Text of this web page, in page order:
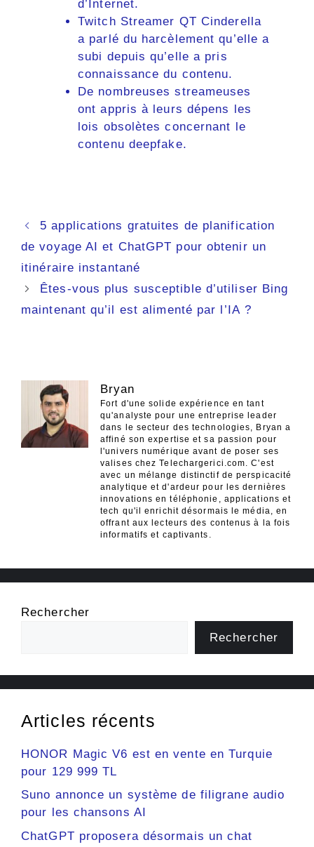
d’Internet.
Twitch Streamer QT Cinderella
a parlé du harcèlement qu’elle a
subi depuis qu’elle a pris
connaissance du contenu.
De nombreuses streameuses
ont appris à leurs dépens les
lois obsolètes concernant le
contenu deepfake.
Navigation
des
articles
5 applications gratuites de planification
de voyage AI et ChatGPT pour obtenir un
itinéraire instantané
Êtes-vous plus susceptible d’utiliser Bing
maintenant qu’il est alimenté par l’IA ?
Bryan
Fort d'une solide expérience en tant
qu'analyste pour une entreprise leader
dans le secteur des technologies, Bryan a
affiné son expertise et sa passion pour
l'univers numérique avant de poser ses
valises chez Telechargerici.com. C'est
avec un mélange distinctif de perspicacité
analytique et d'ardeur pour les dernières
innovations en téléphonie, applications et
tech qu'il enrichit désormais le média, en
offrant aux lecteurs des contenus à la fois
informatifs et captivants.
Rechercher
Rechercher
Articles récents
HONOR Magic V6 est en vente en Turquie
pour 129 999 TL
Suno annonce un système de filigrane audio
pour les chansons AI
ChatGPT proposera désormais un chat